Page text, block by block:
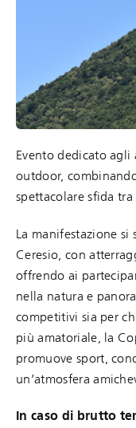
Evento dedicato
outdoor,
spettacolare sfida
La manifestazione
Ceresio, con
offrendo ai
nella natura e
competitivi sia per
più amatoriale, la
promuove sport,
un’atmosfera
In caso di brutto